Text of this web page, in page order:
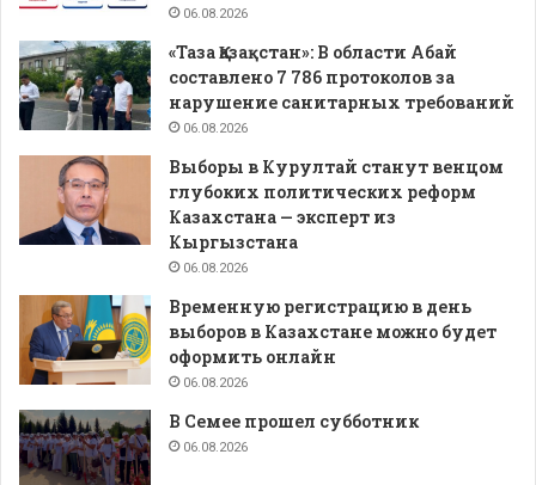
06.08.2026
«Таза Қазақстан»: В области Абай
составлено 7 786 протоколов за
нарушение санитарных требований
06.08.2026
Выборы в Курултай станут венцом
глубоких политических реформ
Казахстана — эксперт из
Кыргызстана
06.08.2026
Временную регистрацию в день
выборов в Казахстане можно будет
оформить онлайн
06.08.2026
В Семее прошел субботник
06.08.2026